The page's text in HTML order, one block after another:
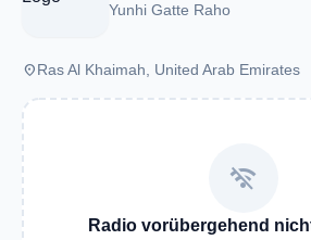
Yunhi Gatte Raho
placeRas Al Khaimah, United Arab Emirates
wifi_off
Radio vorübergehend